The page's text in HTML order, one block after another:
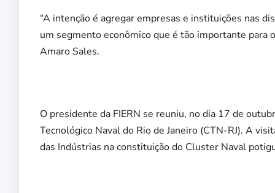
“A intenção é agregar empresas e instituições nas
um segmento econômico que é tão importante para
Amaro Sales.
O presidente da FIERN se reuniu, no dia 17 de
Tecnológico Naval do Rio de Janeiro (CTN-RJ). A
das Indústrias na constituição do Cluster Naval